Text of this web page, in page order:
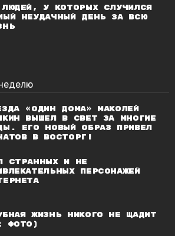
у которых случился
неудачный день за всю
«Один дома» Маколей
вышел в свет за многие
Его новый образ привел
в восторг!
странных и не
персонажей
жизнь никого не щадит
фото)